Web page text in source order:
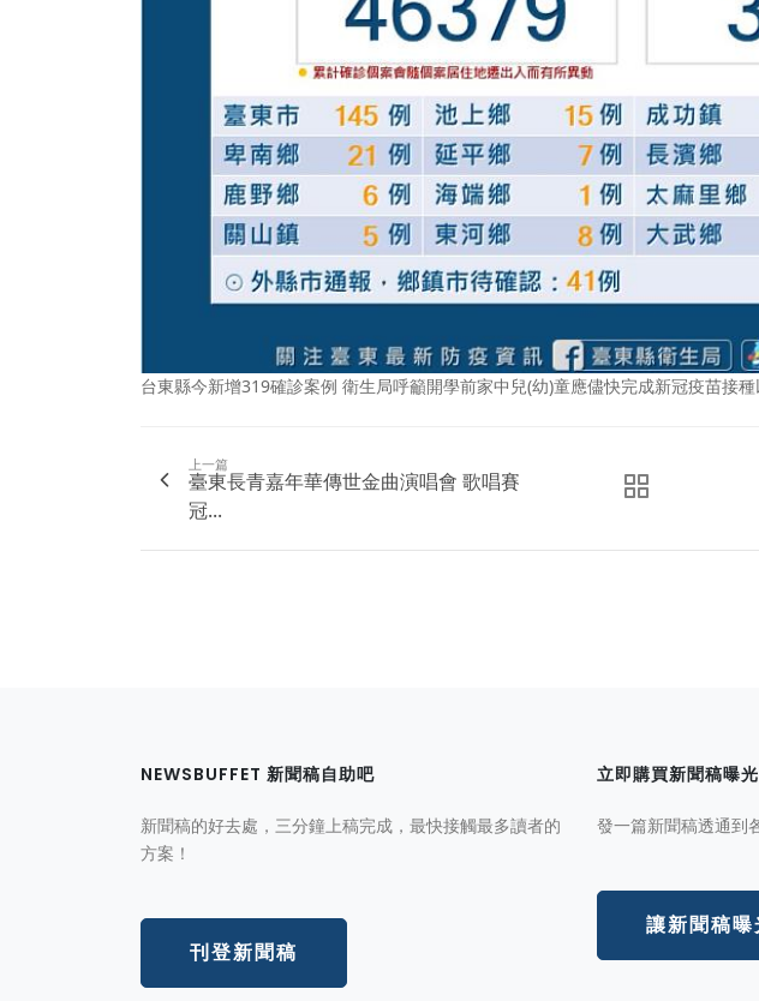
台東縣今新增319確診案例 衛生局呼籲開學前家中兒(幼)童應儘快完成新冠疫苗接
上一篇
臺東長青嘉年華傳世金曲演唱會 歌唱賽
冠...
NEWSBUFFET 新聞稿自助吧
新聞稿的好去處，三分鐘上稿完成，最快接觸最多讀者的
方案！
刊登新聞稿
立即購買新聞稿曝光
發一篇新聞稿透通到
讓新聞稿曝